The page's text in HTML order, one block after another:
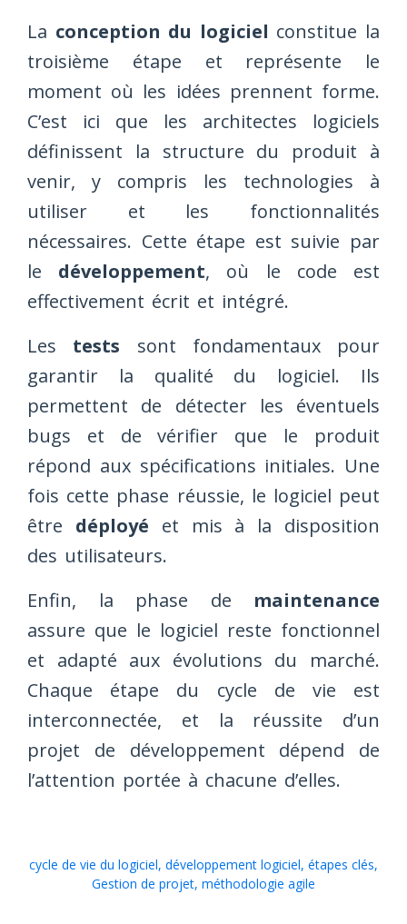
La conception du logiciel constitue la
troisième étape et représente le
moment où les idées prennent forme.
C’est ici que les architectes logiciels
définissent la structure du produit à
venir, y compris les technologies à
utiliser et les fonctionnalités
nécessaires. Cette étape est suivie par
le développement, où le code est
effectivement écrit et intégré.
Les tests sont fondamentaux pour
garantir la qualité du logiciel. Ils
permettent de détecter les éventuels
bugs et de vérifier que le produit
répond aux spécifications initiales. Une
fois cette phase réussie, le logiciel peut
être déployé et mis à la disposition
des utilisateurs.
Enfin, la phase de maintenance
assure que le logiciel reste fonctionnel
et adapté aux évolutions du marché.
Chaque étape du cycle de vie est
interconnectée, et la réussite d’un
projet de développement dépend de
l’attention portée à chacune d’elles.
cycle de vie du logiciel, développement logiciel, étapes clés,
Gestion de projet, méthodologie agile